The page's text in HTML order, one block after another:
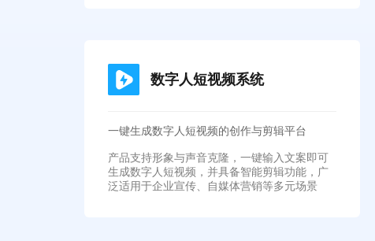
数字人短视频系统
一键生成数字人短视频的创作与剪辑平台
产品支持形象与声音克隆，一键输入文案即可
生成数字人短视频，并具备智能剪辑功能，广
泛适用于企业宣传、自媒体营销等多元场景